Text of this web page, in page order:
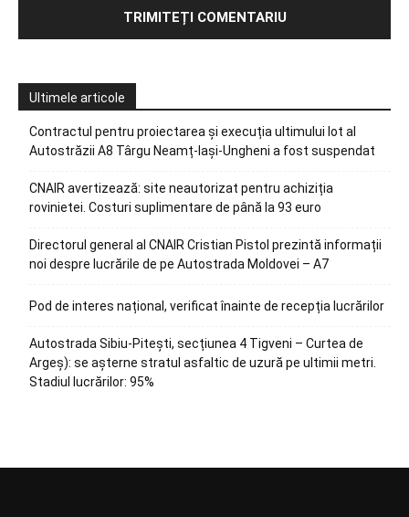
Ultimele articole
Contractul pentru proiectarea și execuția ultimului lot al
Autostrăzii A8 Târgu Neamț-Iași-Ungheni a fost suspendat
CNAIR avertizează: site neautorizat pentru achiziția
rovinietei. Costuri suplimentare de până la 93 euro
Directorul general al CNAIR Cristian Pistol prezintă informații
noi despre lucrările de pe Autostrada Moldovei – A7
Pod de interes național, verificat înainte de recepția lucrărilor
Autostrada Sibiu-Pitești, secțiunea 4 Tigveni – Curtea de
Argeș): se așterne stratul asfaltic de uzură pe ultimii metri.
Stadiul lucrărilor: 95%